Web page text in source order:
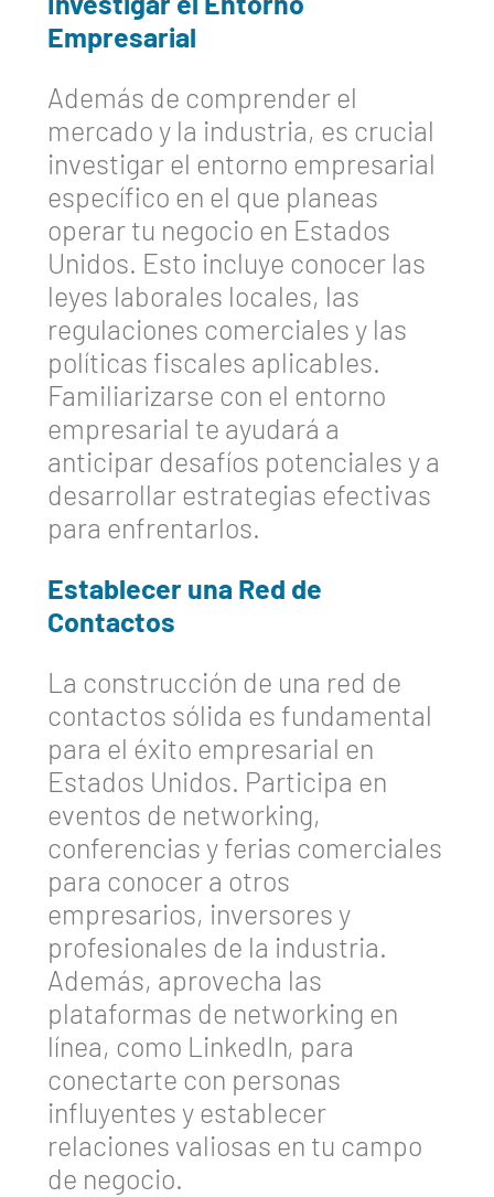
Empresarial
Además de comprender el
mercado y la industria, es crucial
investigar el entorno empresarial
específico en el que planeas
operar tu negocio en Estados
Unidos. Esto incluye conocer las
leyes laborales locales, las
regulaciones comerciales y las
políticas fiscales aplicables.
Familiarizarse con el entorno
empresarial te ayudará a
anticipar desafíos potenciales y a
desarrollar estrategias efectivas
para enfrentarlos.
Establecer una Red de
Contactos
La construcción de una red de
contactos sólida es fundamental
para el éxito empresarial en
Estados Unidos. Participa en
eventos de networking,
conferencias y ferias comerciales
para conocer a otros
empresarios, inversores y
profesionales de la industria.
Además, aprovecha las
plataformas de networking en
línea, como LinkedIn, para
conectarte con personas
influyentes y establecer
relaciones valiosas en tu campo
de negocio.